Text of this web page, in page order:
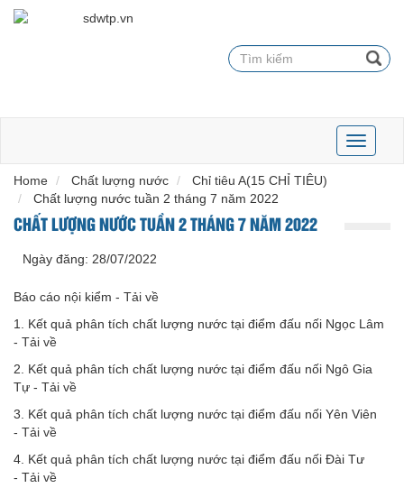
Toggle
Home
Chất lượng nước
Chỉ tiêu A(15 CHỈ TIÊU)
Chất lượng nước tuần 2 tháng 7 năm 2022
CHẤT LƯỢNG NƯỚC TUẦN 2 THÁNG 7 NĂM 2022
Ngày đăng: 28/07/2022
Báo cáo nội kiểm - Tải về
1. Kết quả phân tích chất lượng nước tại điểm đấu nối Ngọc Lâm
- Tải về
2. Kết quả phân tích chất lượng nước tại điểm đấu nối Ngô Gia
Tự - Tải về
3. Kết quả phân tích chất lượng nước tại điểm đấu nối Yên Viên
- Tải về
4. Kết quả phân tích chất lượng nước tại điểm đấu nối Đài Tư
- Tải về